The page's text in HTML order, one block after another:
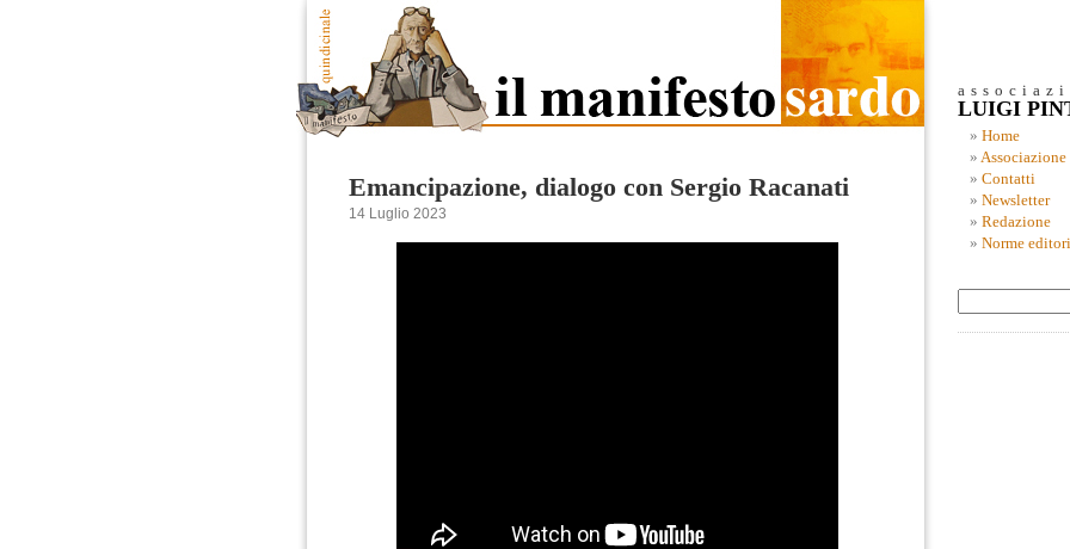
Emancipazione, dialogo con Sergio Racanati
14 Luglio 2023
LUIGI
Home
Associazione
Contatti
Newsletter
Redazione
Norme